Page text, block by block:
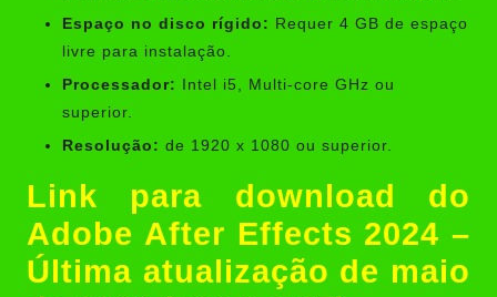
Espaço no disco rígido: Requer 4 GB de espaço
livre para instalação.
Processador:
Intel i5, Multi-core GHz ou
superior.
Resolução: de 1920 x 1080 ou superior.
Link para download do
Adobe After Effects 2024 –
Última atualização de maio